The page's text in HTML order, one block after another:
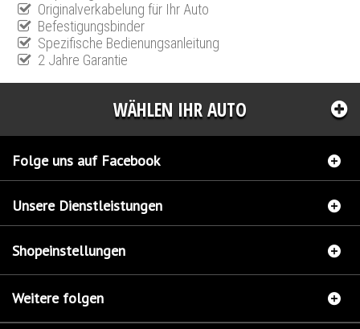
Originalverkabelung für Ihr Auto
Befestigungsbinder
Spezifische Bedienungsanleitung
2 Jahre Garantie
WÄHLEN IHR AUTO
Folge uns auf Facebook
Unsere Dienstleistungen
Shopeinstellungen
Weitere folgen